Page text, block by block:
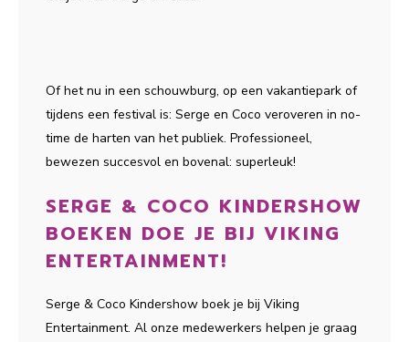
Of het nu in een schouwburg, op een vakantiepark of
tijdens een festival is: Serge en Coco veroveren in no-
time de harten van het publiek. Professioneel,
bewezen succesvol en bovenal: superleuk!
SERGE & COCO KINDERSHOW
BOEKEN DOE JE BIJ VIKING
ENTERTAINMENT!
Serge & Coco Kindershow boek je bij Viking
Entertainment. Al onze medewerkers helpen je graag